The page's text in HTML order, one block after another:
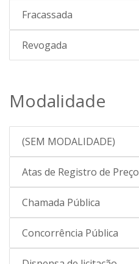
Fracassada
Revogada
Modalidade
(SEM MODALIDADE)
Atas de Registro de Preço
Chamada Pública
Concorrência Pública